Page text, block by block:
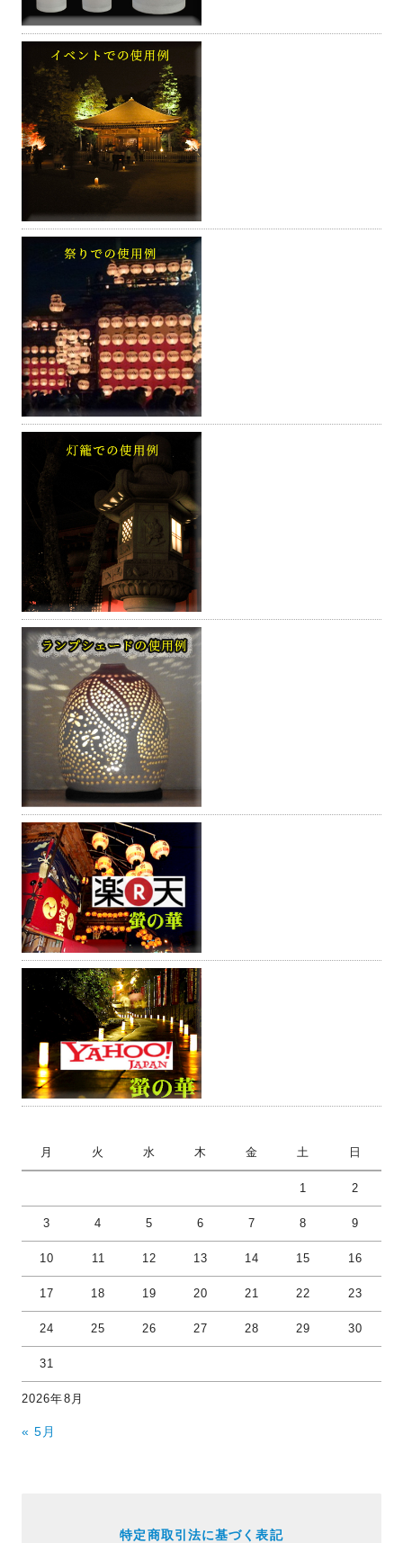
2026年8月
月 火 水 木 金 土 日
1 2
3 4 5 6 7 8 9
10 11 12 13 14 15 16
17 18 19 20 21 22 23
24 25 26 27 28 29 30
31
« 5月
特定商取引法に基づく表記